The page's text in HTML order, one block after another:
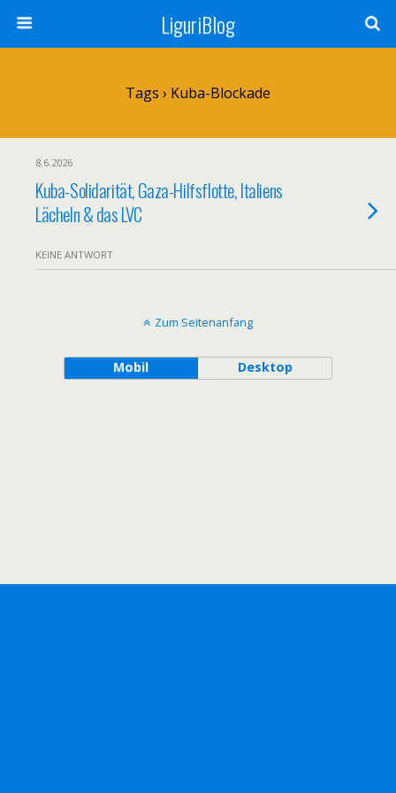
LiguriBlog
Tags › Kuba-Blockade
8.6.2026
Kuba-Solidarität, Gaza-Hilfsflotte, Italiens
Lächeln & das LVC
KEINE ANTWORT
Zum Seitenanfang
Mobil Desktop